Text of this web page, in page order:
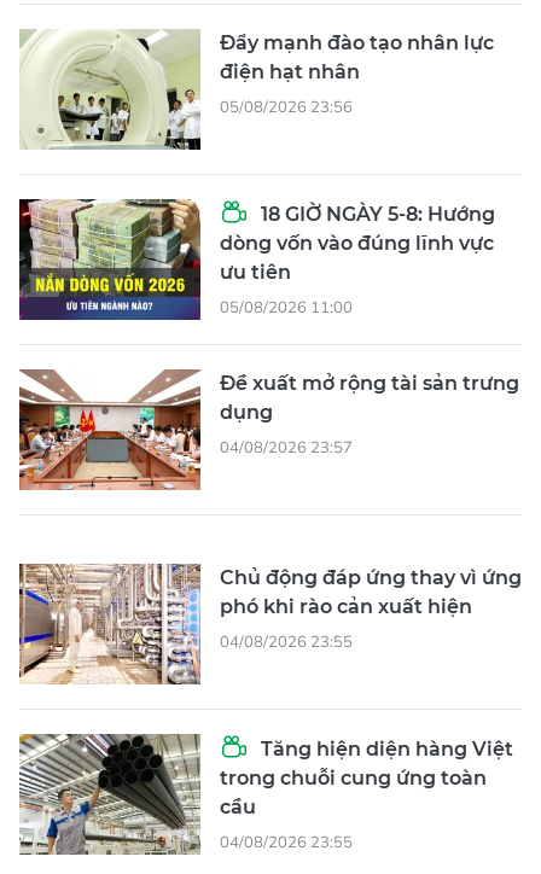
Đẩy mạnh đào tạo nhân lực
điện hạt nhân
05/08/2026 23:56
18 GIỜ NGÀY 5-8: Hướng
dòng vốn vào đúng lĩnh vực
ưu tiên
05/08/2026 11:00
Đề xuất mở rộng tài sản trưng
dụng
04/08/2026 23:57
Chủ động đáp ứng thay vì ứng
phó khi rào cản xuất hiện
04/08/2026 23:55
Tăng hiện diện hàng Việt
trong chuỗi cung ứng toàn
cầu
04/08/2026 23:55